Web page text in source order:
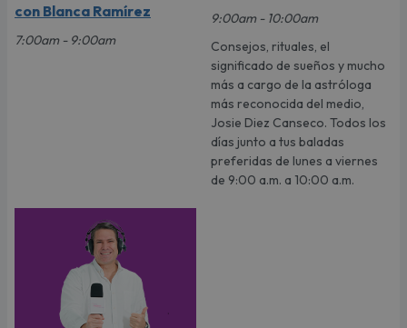
con Blanca Ramírez
7:00am - 9:00am
9:00am - 10:00am
Consejos, rituales, el
significado de sueños y mucho
más a cargo de la astróloga
más reconocida del medio,
Josie Diez Canseco. Todos los
días junto a tus baladas
preferidas de lunes a viernes
de 9:00 a.m. a 10:00 a.m.